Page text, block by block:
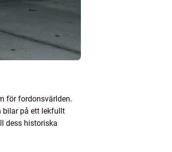
för fordonsvärlden.
bilar på ett lekfullt
dess historiska